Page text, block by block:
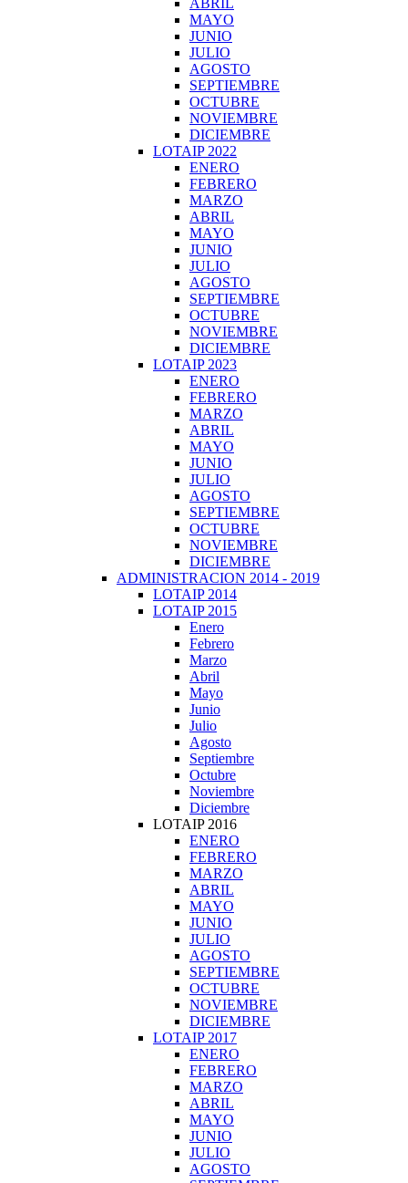
ABRIL
MAYO
JUNIO
JULIO
AGOSTO
SEPTIEMBRE
OCTUBRE
NOVIEMBRE
DICIEMBRE
LOTAIP 2022
ENERO
FEBRERO
MARZO
ABRIL
MAYO
JUNIO
JULIO
AGOSTO
SEPTIEMBRE
OCTUBRE
NOVIEMBRE
DICIEMBRE
LOTAIP 2023
ENERO
FEBRERO
MARZO
ABRIL
MAYO
JUNIO
JULIO
AGOSTO
SEPTIEMBRE
OCTUBRE
NOVIEMBRE
DICIEMBRE
ADMINISTRACION 2014 - 2019
LOTAIP 2014
LOTAIP 2015
Enero
Febrero
Marzo
Abril
Mayo
Junio
Julio
Agosto
Septiembre
Octubre
Noviembre
Diciembre
LOTAIP 2016
ENERO
FEBRERO
MARZO
ABRIL
MAYO
JUNIO
JULIO
AGOSTO
SEPTIEMBRE
OCTUBRE
NOVIEMBRE
DICIEMBRE
LOTAIP 2017
ENERO
FEBRERO
MARZO
ABRIL
MAYO
JUNIO
JULIO
AGOSTO